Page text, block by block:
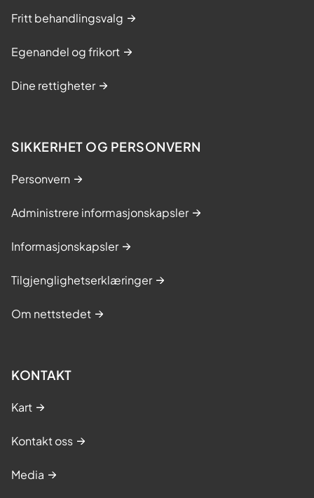
Fritt behandlingsvalg
Egenandel og frikort
Dine rettigheter
SIKKERHET OG PERSONVERN
Personvern
Administrere informasjonskapsler
Informasjonskapsler
Tilgjenglighetserklæringer
Om nettstedet
KONTAKT
Kart
Kontakt oss
Media